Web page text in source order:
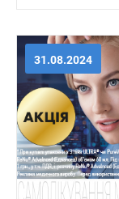
31.08.2024